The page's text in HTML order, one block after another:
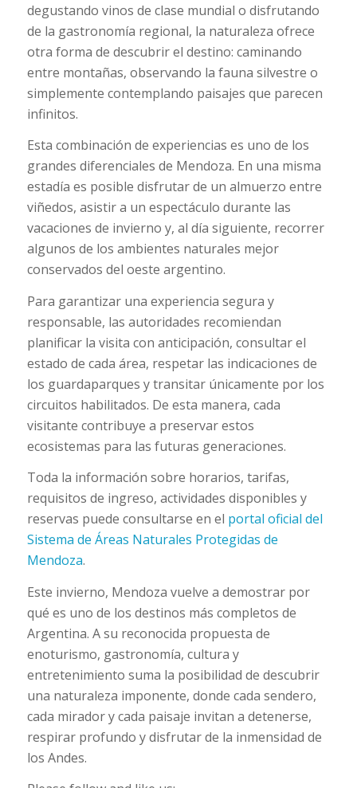
degustando vinos de clase mundial o disfrutando
de la gastronomía regional, la naturaleza ofrece
otra forma de descubrir el destino: caminando
entre montañas, observando la fauna silvestre o
simplemente contemplando paisajes que parecen
infinitos.
Esta combinación de experiencias es uno de los
grandes diferenciales de Mendoza. En una misma
estadía es posible disfrutar de un almuerzo entre
viñedos, asistir a un espectáculo durante las
vacaciones de invierno y, al día siguiente, recorrer
algunos de los ambientes naturales mejor
conservados del oeste argentino.
Para garantizar una experiencia segura y
responsable, las autoridades recomiendan
planificar la visita con anticipación, consultar el
estado de cada área, respetar las indicaciones de
los guardaparques y transitar únicamente por los
circuitos habilitados. De esta manera, cada
visitante contribuye a preservar estos
ecosistemas para las futuras generaciones.
Toda la información sobre horarios, tarifas,
requisitos de ingreso, actividades disponibles y
reservas puede consultarse en el portal oficial del
Sistema de Áreas Naturales Protegidas de
Mendoza.
Este invierno, Mendoza vuelve a demostrar por
qué es uno de los destinos más completos de
Argentina. A su reconocida propuesta de
enoturismo, gastronomía, cultura y
entretenimiento suma la posibilidad de descubrir
una naturaleza imponente, donde cada sendero,
cada mirador y cada paisaje invitan a detenerse,
respirar profundo y disfrutar de la inmensidad de
los Andes.